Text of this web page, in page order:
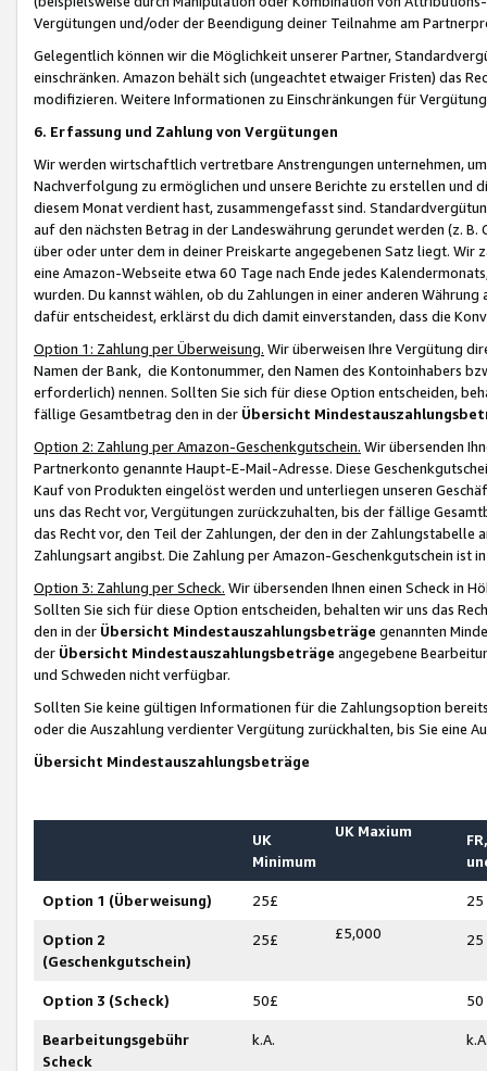
Vergütungen und/oder der Beendigung deiner Teilnahme am
Gelegentlich können wir die Möglichkeit unserer Partner,
einschränken. Amazon behält sich (ungeachtet etwaiger Fristen) das
modifizieren. Weitere Informationen zu Einschränkungen für
6. Erfassung und Zahlung von Vergütungen
Wir werden wirtschaftlich vertretbare Anstrengungen unternehmen,
Nachverfolgung zu ermöglichen und unsere Berichte zu erstellen und
diesem Monat verdient hast, zusammengefasst sind.
auf den nächsten Betrag in der Landeswährung gerundet werden (z.
über oder unter dem in deiner Preiskarte angegebenen Satz liegt.
eine Amazon-Webseite etwa 60 Tage nach Ende jedes
wurden. Du kannst wählen, ob du Zahlungen in einer anderen
dafür entscheidest, erklärst du dich damit einverstanden, dass die
Option 1: Zahlung per Überweisung. Wir überweisen Ihre Vergütung
Namen der Bank, die Kontonummer, den Namen des Kontoinhabers
erforderlich) nennen. Sollten Sie sich für diese Option entscheiden,
fällige Gesamtbetrag den in der Übersicht
Option 2: Zahlung per Amazon-Geschenkgutschein. Wir übersenden
Partnerkonto genannte Haupt-E-Mail-Adresse. Diese
Kauf von Produkten eingelöst werden und unterliegen unseren
uns das Recht vor, Vergütungen zurückzuhalten, bis der fällige
das Recht vor, den Teil der Zahlungen, der den in der
Zahlungsart angibst. Die Zahlung per Amazon-Geschenkgutschein ist
Option 3: Zahlung per Scheck. Wir übersenden Ihnen einen Scheck in
Sollten Sie sich für diese Option entscheiden, behalten wir uns das
den in der Übersicht Mindestauszahlungsbeträge genannten
der Übersicht Mindestauszahlungsbeträge angegebene
und Schweden nicht verfügbar.
Sollten Sie keine gültigen Informationen für die Zahlungsoption
oder die Auszahlung verdienter Vergütung zurückhalten, bis Sie
Übersicht Mindestauszahlungsbeträge
UK
Minimum
UK Maxium
Option 1 (Überweisung) 25£ 25
Option 2
(Geschenkgutschein)
25£ £5,000 25
Option 3 (Scheck) 50£ 50
Bearbeitungsgebühr
Scheck
k.A.